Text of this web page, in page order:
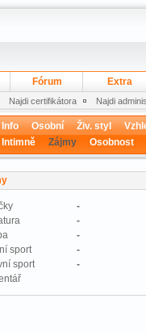
Fórum Extra
Najdi certifikátora Najdi
Info Osobní Živ. styl
Intimně
Zájmy Osobnost
-
-
-
sport
-
sport
-